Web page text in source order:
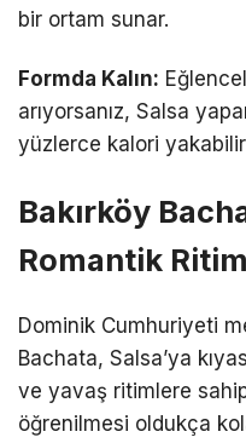
bir ortam sunar.
Formda Kalın:
arıyorsanız, Salsa
yüzlerce kalori
Bakırköy
Romantik
Dominik Cumhuriyeti
Bachata, Salsa’ya
ve yavaş ritimlere
öğrenilmesi oldukça